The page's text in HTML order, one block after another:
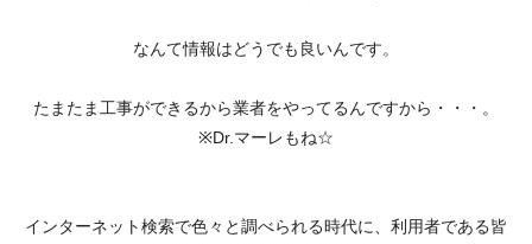
なんて情報はどうでも良いんです。
たまたま工事ができるから業者をやってるんですから・・・。
※Dr.マーレもね☆
インターネット検索で色々と調べられる時代に、利用者である皆